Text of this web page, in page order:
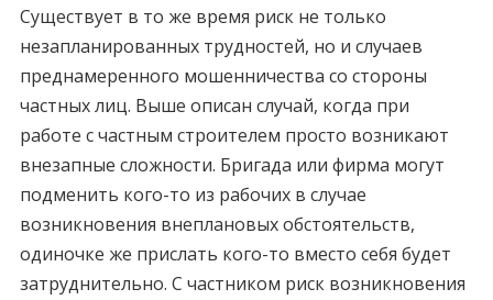
Существует в то же время риск не только
незапланированных трудностей, но и случаев
преднамеренного мошенничества со стороны
частных лиц. Выше описан случай, когда при
работе с частным строителем просто возникают
внезапные сложности. Бригада или фирма могут
подменить кого-то из рабочих в случае
возникновения внеплановых обстоятельств,
одиночке же прислать кого-то вместо себя будет
затруднительно. С частником риск возникновения